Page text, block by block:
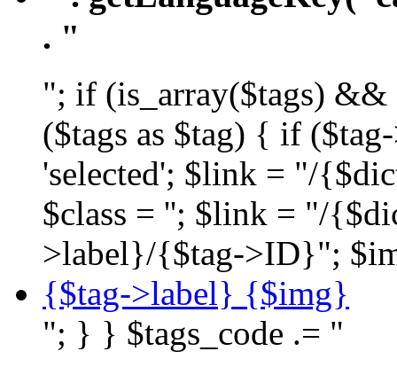
. "
"; if (is_array($tags) &&
($tags as $tag) { if
'selected'; $link = "/
$class = ''; $link = "/
>label}/{$tag->ID}";
{$tag->label} {$img}
"; } } $tags_code .= "